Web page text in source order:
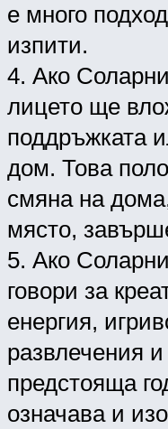
е много
изпити.
4. Ако
лицето ще
поддръжката
дом. Това
смяна на
място,
5. Ако
говори за
енергия,
развлечения
предстояща
означава и